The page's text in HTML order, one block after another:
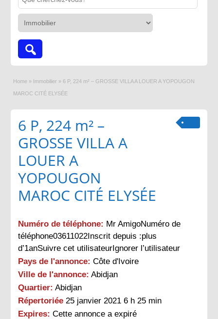
Home » Immobilier » 6 P, 224 m² – GROSSE VILLA A LOUER A YOPOUGON
MAROC CITÉ ELYSÉE
6 P, 224 m² –
GROSSE VILLA A
LOUER A
YOPOUGON
MAROC CITÉ ELYSÉE
Numéro de téléphone: Mr AmigoNuméro de
téléphone03611022Inscrit depuis :plus
d’1anSuivre cet utilisateurIgnorer l’utilisateur
Pays de l'annonce: Côte d'Ivoire
Ville de l'annonce: Abidjan
Quartier: Abidjan
Répertoriée 25 janvier 2021 6 h 25 min
Expires: Cette annonce a expiré